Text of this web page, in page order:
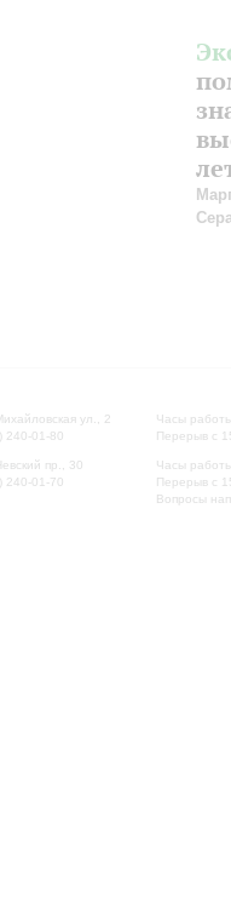
ул., 2
240-01-80
пр., 30
240-01-70
Часы
Перерыв с
Часы
Перерыв с
Вопросы